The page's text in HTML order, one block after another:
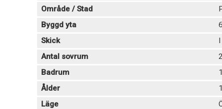
Område / Stad
Byggd yta
Skick
Antal sovrum
Badrum
Ålder
Läge